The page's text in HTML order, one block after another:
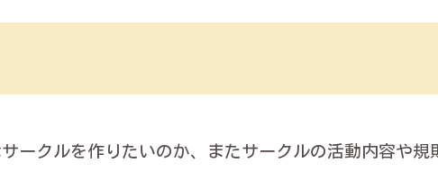
ークルを作りたいのか、またサークルの活動内容や規